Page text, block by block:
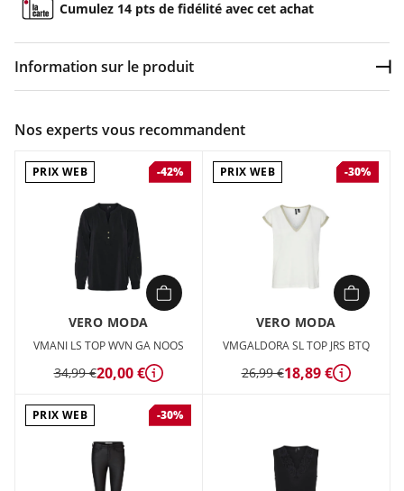
Cumulez 14 pts de fidélité avec cet achat
Information sur le produit
Type d'article : Top Neck : Col rond Manches : Manches
courtes Doublure : Doublure en jersey de coton pour plus de
confort et une sensation de douceur Détails : Détail en
dentelle Coupe : Regular Fit
Nos experts vous recommandent
PRIX WEB -42%
VERO MODA
VMANI LS TOP WVN GA NOOS
34,99 €20,00 € Détails
PRIX WEB -30%
VERO MODA
VMGALDORA SL TOP JRS BTQ
26,99 €18,89 € Détails
PRIX WEB -30%